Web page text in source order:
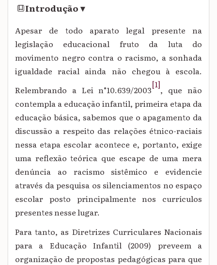
Introdução▾
Apesar de todo aparato legal presente na
legislação educacional fruto da luta do
movimento negro contra o racismo, a sonhada
igualdade racial ainda não chegou à escola.
Relembrando a Lei n°10.639/2003[1], que não
contempla a educação infantil, primeira etapa da
educação básica, sabemos que o apagamento da
discussão a respeito das relações étnico-raciais
nessa etapa escolar acontece e, portanto, exige
uma reflexão teórica que escape de uma mera
denúncia ao racismo sistêmico e evidencie
através da pesquisa os silenciamentos no espaço
escolar posto principalmente nos currículos
presentes nesse lugar.
Para tanto, as Diretrizes Curriculares Nacionais
para a Educação Infantil (2009) preveem a
organização de propostas pedagógicas para que